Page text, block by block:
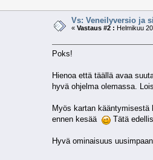
Vs: Veneilyversio ja
«Vastaus #2 : Helmikuu
Poks!
Hienoa että täällä avaa
hyvä ohjelma olemassa.
Myös kartan
ennen kesää
Tätä
Hyvä ominaisuus